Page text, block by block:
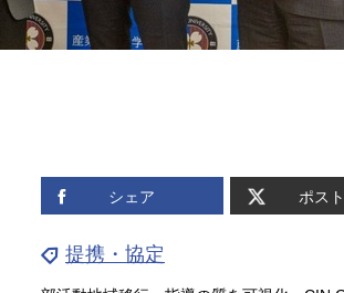
シェア ポスト
提携・協定